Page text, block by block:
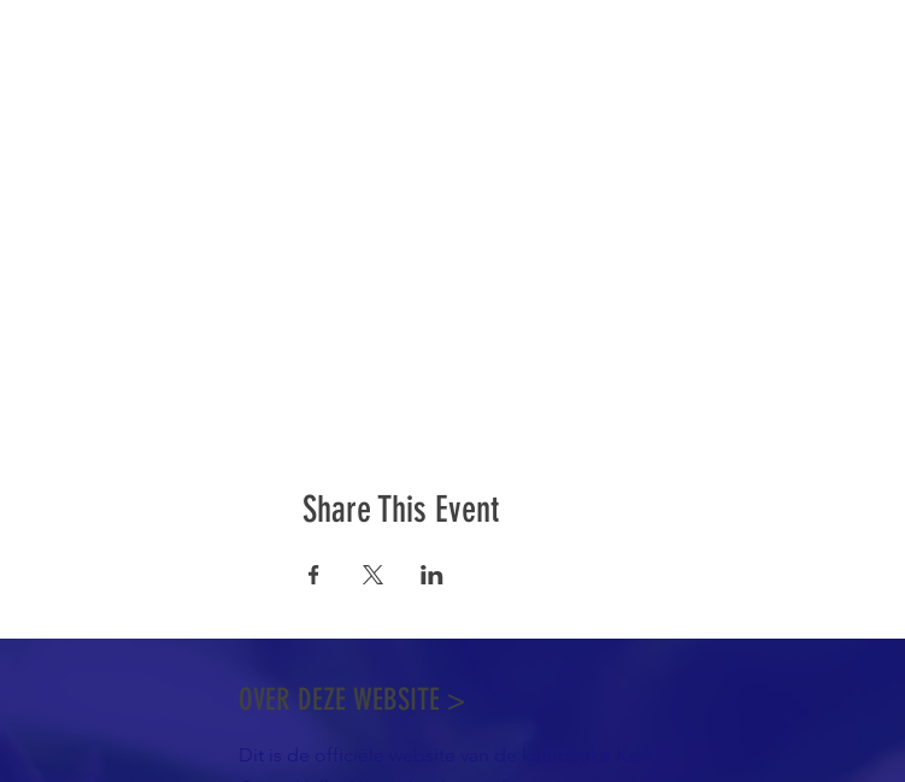
Share This Event
OVER DEZE WEBSITE >